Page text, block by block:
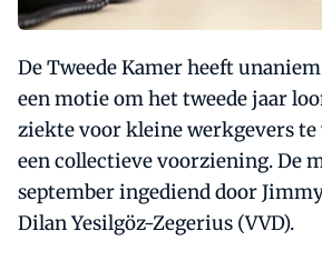
De Tweede Kamer heeft
een motie om het tweede jaar
ziekte voor kleine werkgevers te
een collectieve voorziening. De
september ingediend door
Dilan Yesilgöz-Zegerius (VVD).